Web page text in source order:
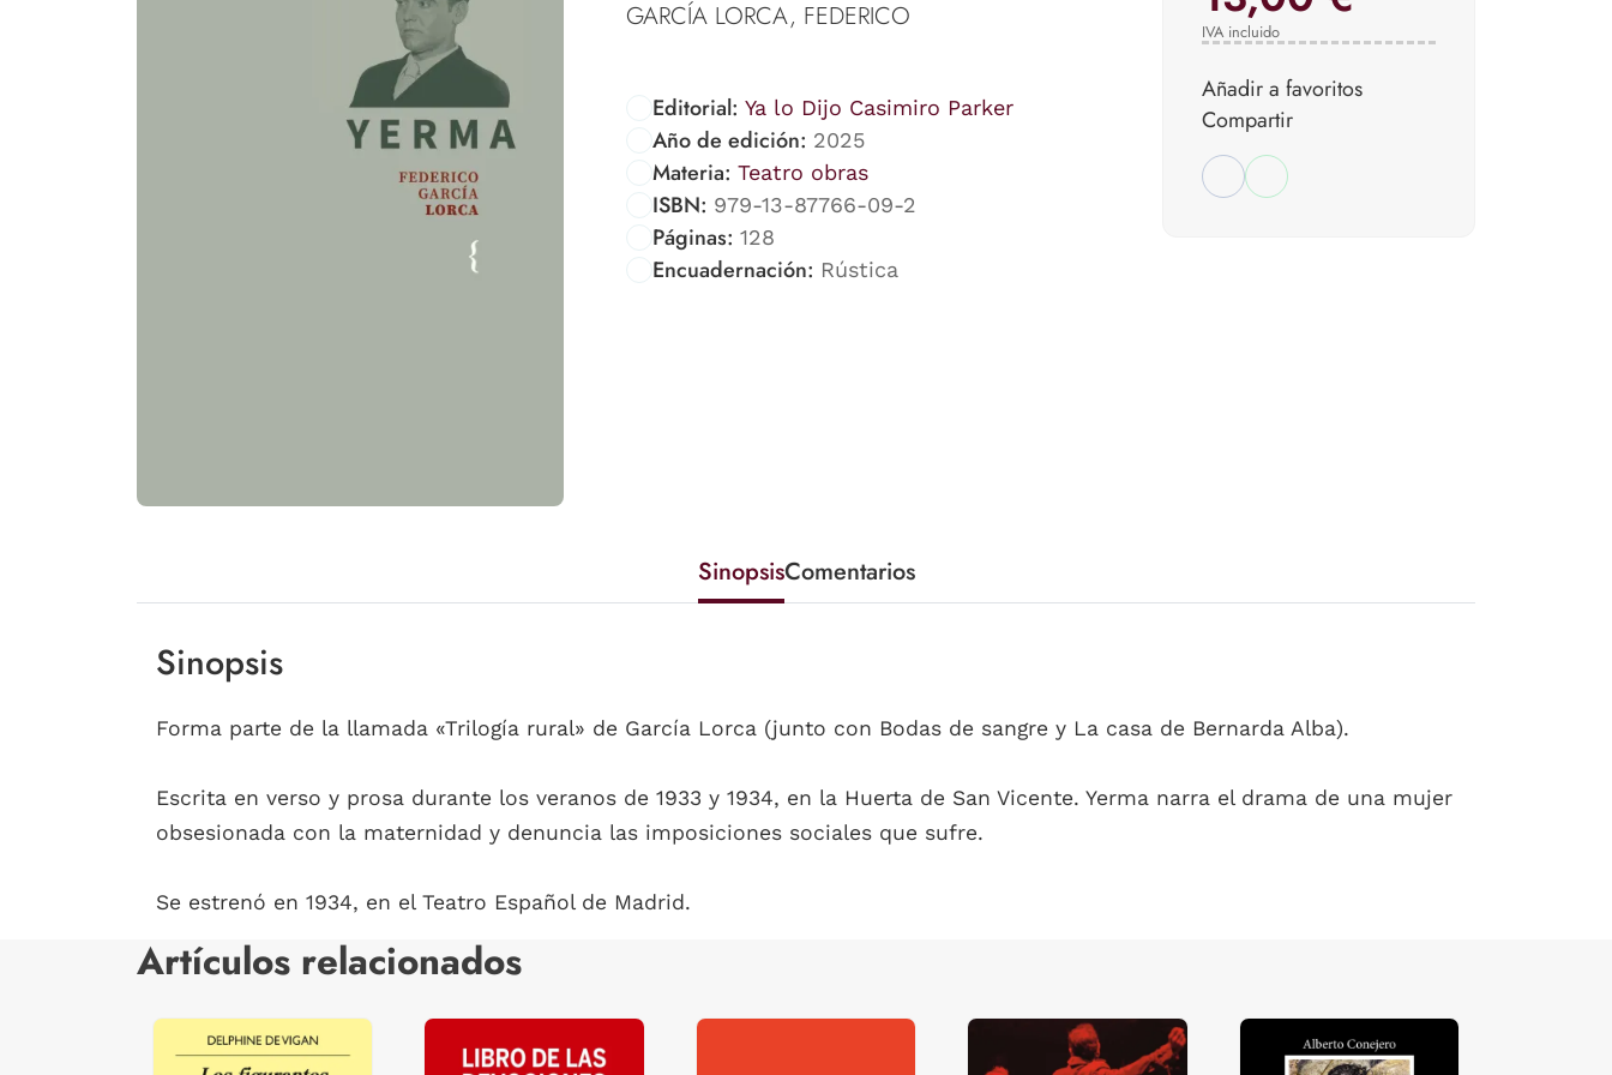
GARCÍA LORCA, FEDERICO
Editorial: Ya lo Dijo Casimiro Parker
Año de edición: 2025
Materia: Teatro obras
ISBN: 979-13-87766-09-2
Páginas: 128
Encuadernación: Rústica
IVA incluido
Añadir a favoritos
Compartir
SinopsisComentarios
Sinopsis
Forma parte de la llamada «Trilogía rural» de García Lorca (junto con Bodas de sangre y La casa de Bernarda Alba).
Escrita en verso y prosa durante los veranos de 1933 y 1934, en la Huerta de San Vicente. Yerma narra el drama de una mujer
obsesionada con la maternidad y denuncia las imposiciones sociales que sufre.
Se estrenó en 1934, en el Teatro Español de Madrid.
Artículos relacionados